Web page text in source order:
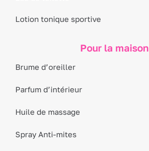
Lotion tonique sportive
Pour la maison
Brume d’oreiller
Parfum d’intérieur
Huile de massage
Spray Anti-mites